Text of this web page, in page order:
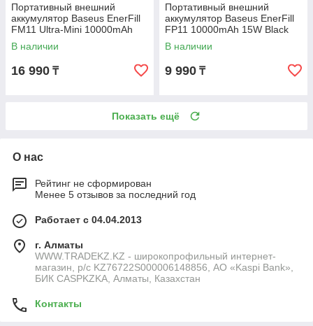
Портативный внешний
аккумулятор Baseus EnerFill
FM11 Ultra-Mini 10000mAh
22.5W Black (P1008210E123-
0
В наличии
16 990 ₸
Портативный внешний
аккумулятор Baseus EnerFill
FP11 10000mAh 15W Black
(P1008210C123-00)
В наличии
9 990 ₸
Показать ещё
О нас
Рейтинг не сформирован
Менее 5 отзывов за последний год
Работает с 04.04.2013
г. Алматы
WWW.TRADEKZ.KZ - широкопрофильный интернет-
магазин, р/с KZ76722S000006148856, АО «Kaspi Bank»,
БИК CASPKZKA, Алматы, Казахстан
Контакты